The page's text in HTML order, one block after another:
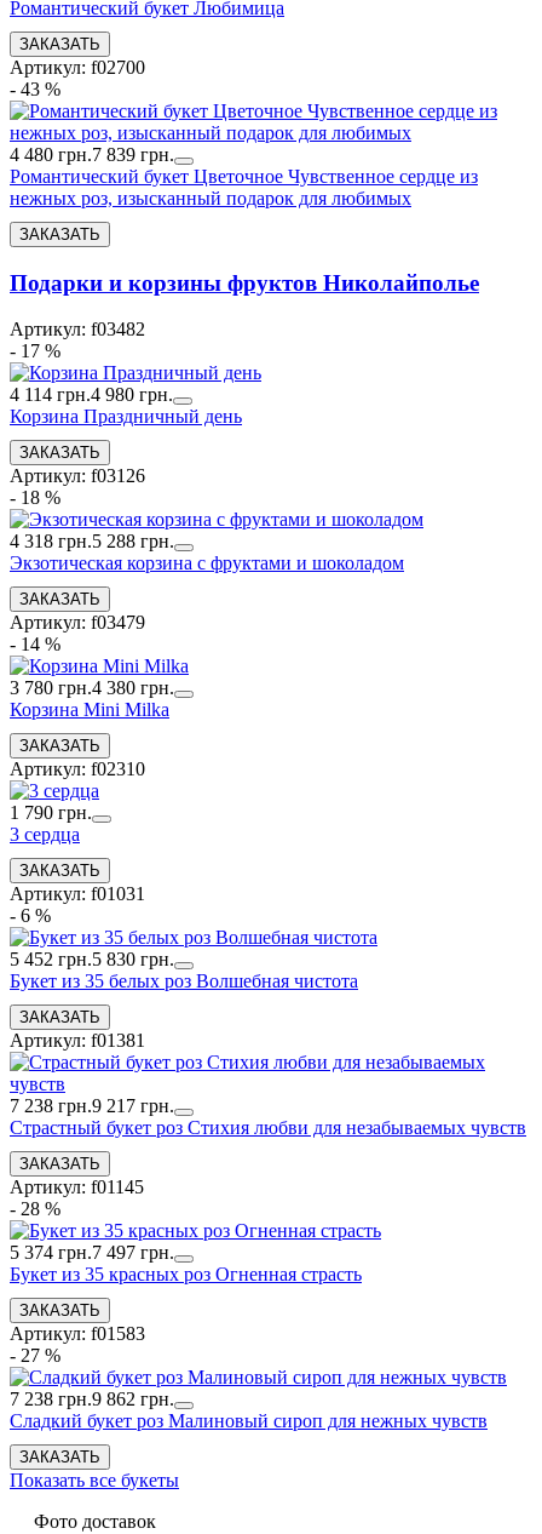
Романтический букет Любимица
Артикул: f02700
- 43 %
4 480 грн.7 839 грн.
Романтический букет Цветочное Чувственное сердце из
нежных роз, изысканный подарок для любимых
Подарки и корзины фруктов Николайполье
Артикул: f03482
- 17 %
4 114 грн.4 980 грн.
Корзина Праздничный день
Артикул: f03126
- 18 %
4 318 грн.5 288 грн.
Экзотическая корзина с фруктами и шоколадом
Артикул: f03479
- 14 %
3 780 грн.4 380 грн.
Корзина Mini Milka
Артикул: f02310
1 790 грн.
3 сердца
Артикул: f01031
- 6 %
5 452 грн.5 830 грн.
Букет из 35 белых роз Волшебная чистота
Артикул: f01381
7 238 грн.9 217 грн.
Страстный букет роз Стихия любви для незабываемых чувств
Артикул: f01145
- 28 %
5 374 грн.7 497 грн.
Букет из 35 красных роз Огненная страсть
Артикул: f01583
- 27 %
7 238 грн.9 862 грн.
Сладкий букет роз Малиновый сироп для нежных чувств
Показать все букеты
Фото доставок